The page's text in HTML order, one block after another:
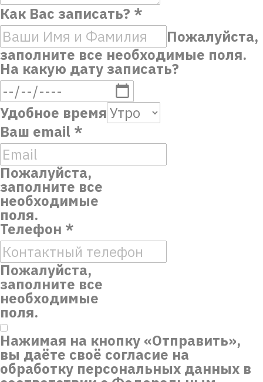
Как Вас записать? *
Пожалуйста,
заполните все необходимые поля.
На какую дату записать?
Удобное время
Ваш email *
Пожалуйста,
заполните все
необходимые
поля.
Телефон *
Пожалуйста,
заполните все
необходимые
поля.
Нажимая на кнопку «Отправить»,
вы даёте своё согласие на
обработку персональных данных в